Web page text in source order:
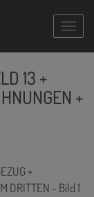
13 +
+